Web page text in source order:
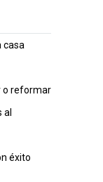
casa
o reformar
al
éxito